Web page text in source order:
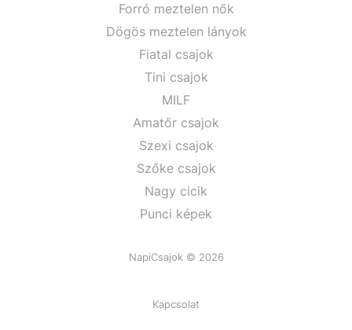
Forró meztelen nők
Dögös meztelen lányok
Fiatal csajok
Tini csajok
MILF
Amatőr csajok
Szexi csajok
Szőke csajok
Nagy cicik
Punci képek
NapiCsajok © 2026
Kapcsolat